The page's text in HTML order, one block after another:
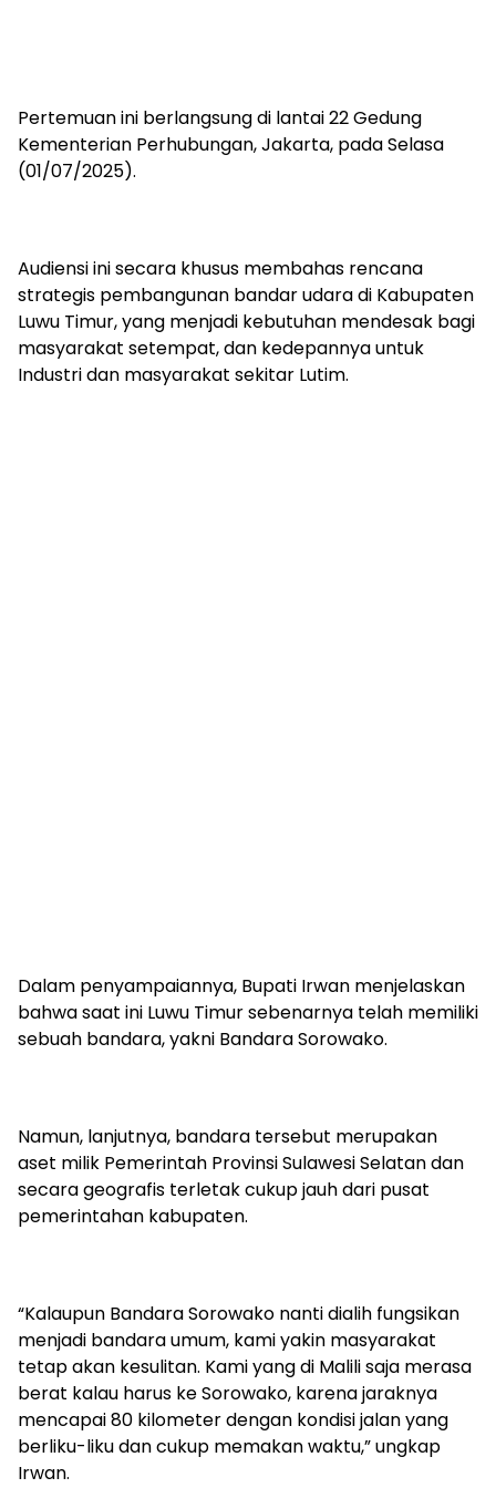
Pertemuan ini berlangsung di lantai 22 Gedung
Kementerian Perhubungan, Jakarta, pada Selasa
(01/07/2025).
Audiensi ini secara khusus membahas rencana
strategis pembangunan bandar udara di Kabupaten
Luwu Timur, yang menjadi kebutuhan mendesak bagi
masyarakat setempat, dan kedepannya untuk
Industri dan masyarakat sekitar Lutim.
Dalam penyampaiannya, Bupati Irwan menjelaskan
bahwa saat ini Luwu Timur sebenarnya telah memiliki
sebuah bandara, yakni Bandara Sorowako.
Namun, lanjutnya, bandara tersebut merupakan
aset milik Pemerintah Provinsi Sulawesi Selatan dan
secara geografis terletak cukup jauh dari pusat
pemerintahan kabupaten.
“Kalaupun Bandara Sorowako nanti dialih fungsikan
menjadi bandara umum, kami yakin masyarakat
tetap akan kesulitan. Kami yang di Malili saja merasa
berat kalau harus ke Sorowako, karena jaraknya
mencapai 80 kilometer dengan kondisi jalan yang
berliku-liku dan cukup memakan waktu,” ungkap
Irwan.